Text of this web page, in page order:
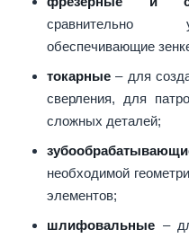
сравнительно
обеспечивающие
токарные – для
сверления, для
сложных деталей;
необходимой
элементов;
шлифовальные –